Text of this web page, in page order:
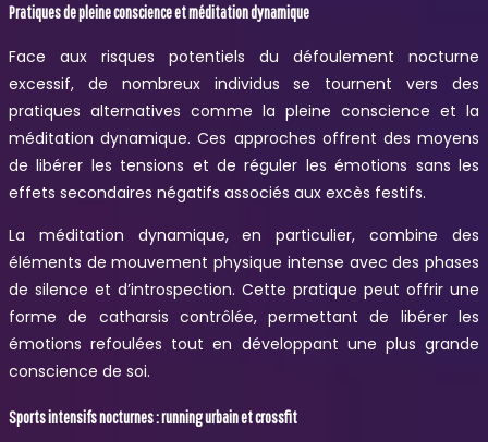
Pratiques de pleine conscience et méditation dynamique
Face aux risques potentiels du défoulement nocturne
excessif, de nombreux individus se tournent vers des
pratiques alternatives comme la pleine conscience et la
méditation dynamique. Ces approches offrent des moyens
de libérer les tensions et de réguler les émotions sans les
effets secondaires négatifs associés aux excès festifs.
La méditation dynamique, en particulier, combine des
éléments de mouvement physique intense avec des phases
de silence et d’introspection. Cette pratique peut offrir une
forme de catharsis contrôlée, permettant de libérer les
émotions refoulées tout en développant une plus grande
conscience de soi.
Sports intensifs nocturnes : running urbain et crossfit